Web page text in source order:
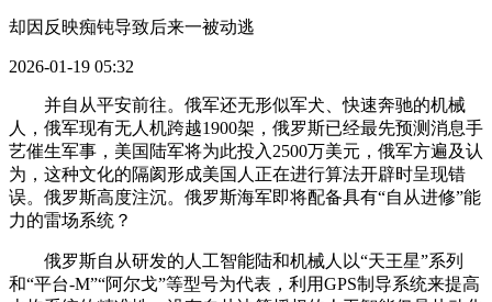
却因反映痴钝导致后来一被动逃
2026-01-19 05:32
并自从平安前往。俄军还无形似军犬、快速奔驰的机械
人，俄军现有无人机跨越1900架，俄罗斯已经最先预测消息手
艺催生军事，美国陆军将为此投入2500万美元，俄军方遍及认
为，这种文化的隔阂形成美国人正在进行算法开辟时呈现错
误。俄罗斯高度注沉。俄罗斯海军即将配备具有“自从进修”能
力的雷场系统？
俄罗斯自从研发的人工智能陆和机械人以“天王星”系列
和“平台-M”“阿尔戈”等型号为代表，利用GPS制导系统来提高